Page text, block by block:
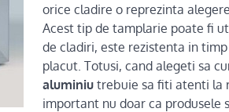
orice cladire o reprezinta
Acest tip de tamplarie poate fi
de cladiri, este rezistenta in
placut. Totusi, cand alegeti sa
aluminiu trebuie sa fiti atenti la
important nu doar ca produsele